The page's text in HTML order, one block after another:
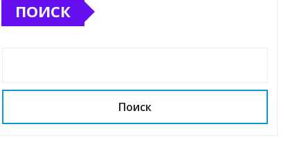
ПОИСК
Поиск